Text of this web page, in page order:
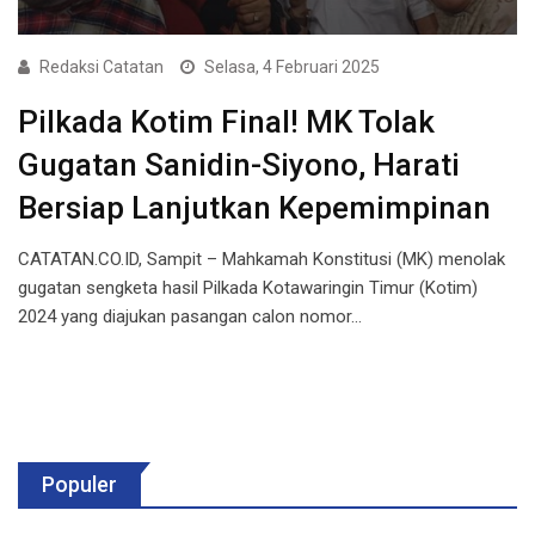
Redaksi Catatan Selasa, 4 Februari 2025
Pilkada Kotim Final! MK Tolak
Gugatan Sanidin-Siyono, Harati
Bersiap Lanjutkan Kepemimpinan
CATATAN.CO.ID, Sampit – Mahkamah Konstitusi (MK) menolak
gugatan sengketa hasil Pilkada Kotawaringin Timur (Kotim)
2024 yang diajukan pasangan calon nomor…
Populer